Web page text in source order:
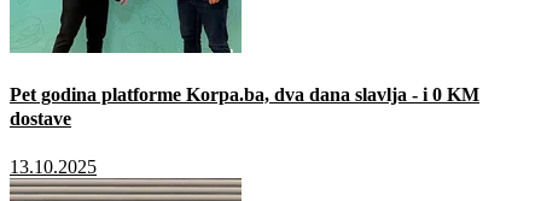
Pet godina platforme Korpa.ba, dva dana slavlja - i 0 KM
dostave
13.10.2025